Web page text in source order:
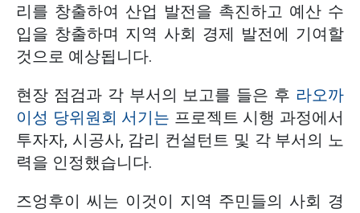
리를 창출하여 산업 발전을 촉진하고 예산 수
입을 창출하며 지역 사회 경제 발전에 기여할
것으로 예상됩니다.
현장 점검과 각 부서의 보고를 들은 후 라오까
이성 당위원회 서기는 프로젝트 시행 과정에서
투자자, 시공사, 감리 컨설턴트 및 각 부서의 노
력을 인정했습니다.
즈엉후이 씨는 이것이 지역 주민들의 사회 경